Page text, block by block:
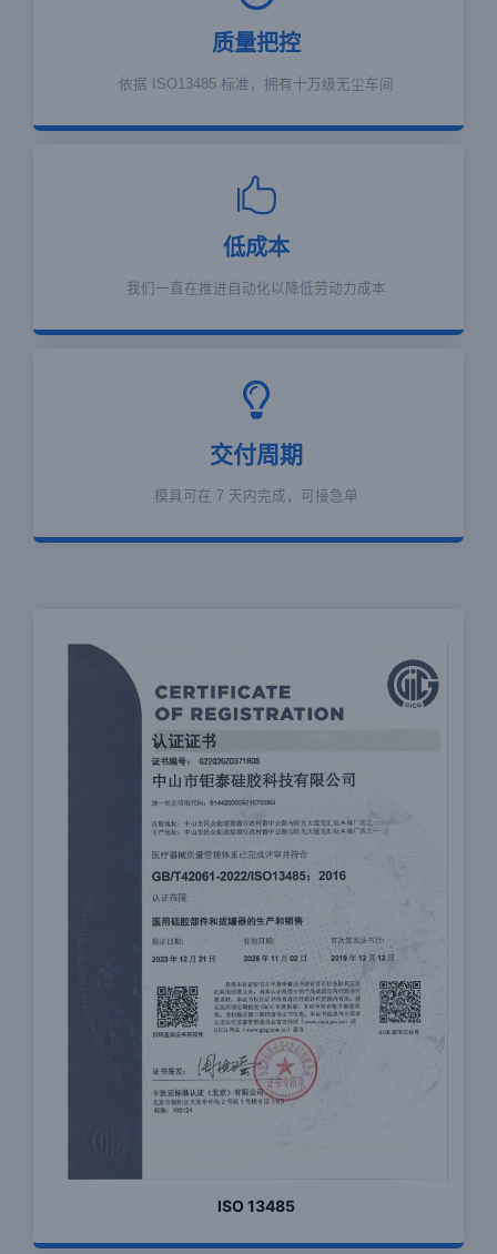
质量把控
依据 ISO13485 标准，拥有十万级无尘车间
低成本
我们一直在推进自动化以降低劳动力成本
交付周期
模具可在 7 天内完成，可接急单
ISO 13485